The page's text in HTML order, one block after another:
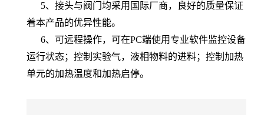
5、接头与阀门均采用国际厂商，良好的质量保证
着本产品的优异性能。
6、可远程操作，可在PC端使用专业软件监控设备
运行状态；控制实验气，液相物料的进料；控制加热
单元的加热温度和加热启停。